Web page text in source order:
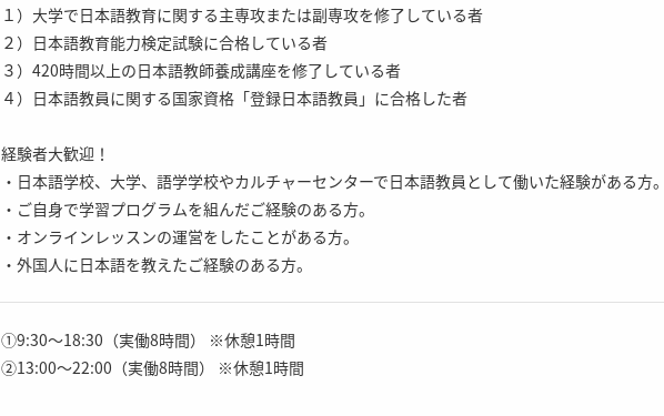
１）大学で日本語教育に関する主専攻または副専攻を修了している者
２）日本語教育能力検定試験に合格している者
３）420時間以上の日本語教師養成講座を修了している者
４）日本語教員に関する国家資格「登録日本語教員」に合格した者
経験者大歓迎！
・日本語学校、大学、語学学校やカルチャーセンターで日本語教員として働いた経験がある方
・ご自身で学習プログラムを組んだご経験のある方。
・オンラインレッスンの運営をしたことがある方。
・外国人に日本語を教えたご経験のある方。
①9:30～18:30（実働8時間） ※休憩1時間
②13:00～22:00（実働8時間） ※休憩1時間